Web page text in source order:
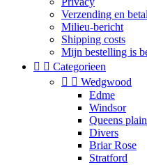
Verzending en
Milieu-bericht
Shipping costs
Mijn bestelling is
  Categorieen
  Wedgwood
Edme
Windsor
Queens plain
Divers
Briar Rose
Stratford